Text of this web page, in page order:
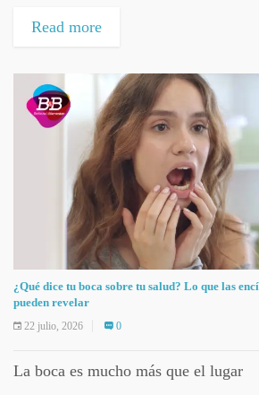
Read more
¿Qué dice tu boca sobre tu salud? Lo que las
pueden revelar
22 julio, 2026 0
La boca es mucho más que el lugar